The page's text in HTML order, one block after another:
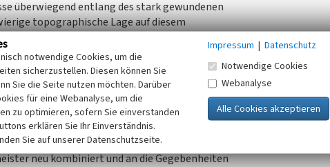
überwiegend entlang des stark gewundenen
topographische Lage auf diesem
Vielzahl von Tunneln und Brücken. Diese
Nebengebäuden eine baulichen
Bedeutung. Entlang des
Philippsheim, Speicher und Auw an der Kyll), die
erhalten geblieben. Gleiches gilt für
Die Bauten lassen ihre einheitliche
alle Fassaden der Bahngebäude mit glatten
lieferte wahrscheinlich der Kölner Architekt
neu kombiniert und an die Gegebenheiten
notwendige Cookies, um die
sicherzustellen. Diesen können Sie
Sie die Seite nutzen möchten. Darüber
für eine Webanalyse, um die
zu optimieren, sofern Sie einverstanden
erklären Sie Ihr Einverständnis.
Sie auf unserer Datenschutzseite.
Impressum | Datenschutz
Notwendige Cookies
Webanalyse